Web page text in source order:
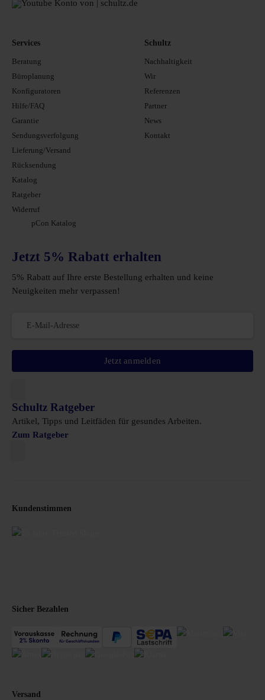
Services
Beratung
Büroplanung
Konfiguratoren
Hilfe/FAQ
Garantie
Sendungsverfolgung
Lieferung/Versand
Rücksendung
Katalog
Ratgeber
Widerruf
pCon Katalog
Schultz
Nachhaltigkeit
Wir
Referenzen
Partner
News
Kontakt
Jetzt 5% Rabatt erhalten
5% Rabatt auf Ihre erste Bestellung erhalten und keine
Neuigkeiten mehr verpassen!
Jetzt anmelden
Schultz Ratgeber
Artikel, Tipps und Leitfäden für gesundes Arbeiten.
Zum Ratgeber
Kundenstimmen
Sicher Bezahlen
Versand